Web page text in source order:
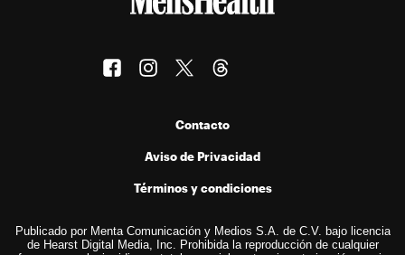
Contacto
Aviso de Privacidad
Términos y condiciones
Publicado por Menta Comunicación y Medios S.A. de C.V. bajo licencia
de Hearst Digital Media, Inc. Prohibida la reproducción de cualquier